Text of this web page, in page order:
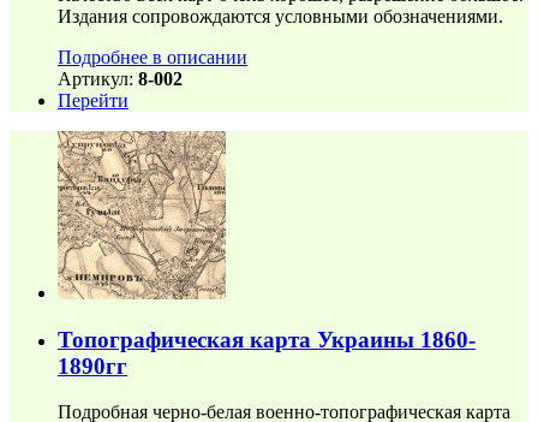
Издания сопровождаются условными обозначениями.
Подробнее в описании
Артикул: 8-002
Перейти
Топографическая карта Украины 1860-
1890гг
Подробная черно-белая военно-топографическая карта